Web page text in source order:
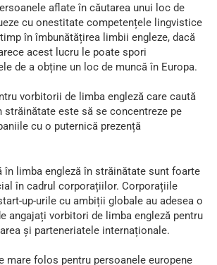
aflate în căutarea unui loc de
cu onestitate competențele lingvistice
în îmbunătățirea limbii engleze, dacă
acest lucru le poate spori
de a obține un loc de muncă în Europa.
vorbitorii de limba engleză care caută
străinătate este să se concentreze pe
cu o puternică prezență
în limba engleză în străinătate sunt foarte
în cadrul corporațiilor. Corporațiile
up-urile cu ambiții globale au adesea o
angajați vorbitori de limba engleză pentru
și parteneriatele internaționale.
mare folos pentru persoanele europene